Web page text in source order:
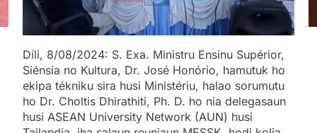
Díli, 8/08/2024: S. Exa. Ministru Ensinu Supérior,
Siénsia no Kultura, Dr. José Honório, hamutuk ho
ekipa tékniku sira husi Ministériu, halao sorumutu
ho Dr. Choltis Dhirathiti, Ph. D. ho nia delegasaun
husi ASEAN University Network (AUN) husi